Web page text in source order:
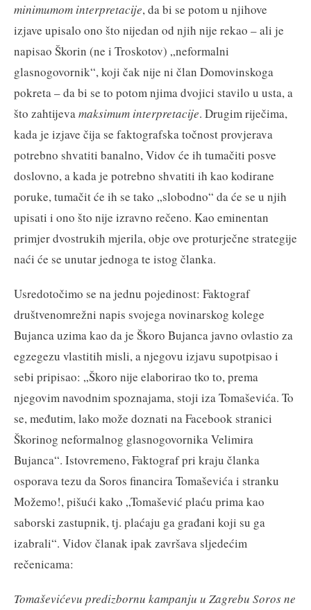
minimumom interpretacije, da bi se potom u njihove
izjave upisalo ono što nijedan od njih nije rekao – ali je
napisao Škorin (ne i Troskotov) „neformalni
glasnogovornik“, koji čak nije ni član Domovinskoga
pokreta – da bi se to potom njima dvojici stavilo u usta, a
što zahtijevamaksimum interpretacije. Drugim riječima,
kada je izjave čija se faktografska točnost provjerava
potrebno shvatiti banalno, Vidov će ih tumačiti posve
doslovno, a kada je potrebno shvatiti ih kao kodirane
poruke, tumačit će ih se tako „slobodno“ da će se u njih
upisati i ono što nije izravno rečeno. Kao eminentan
primjer dvostrukih mjerila, obje ove proturječne strategije
naći će se unutar jednoga te istog članka.
Usredotočimo se na jednu pojedinost: Faktograf
društvenomrežni napis svojega novinarskog kolege
Bujanca uzima kao da je Škoro Bujanca javno ovlastio za
egzegezu vlastitih misli, a njegovu izjavu supotpisao i
sebi pripisao: „Škoro nije elaborirao tko to, prema
njegovim navodnim spoznajama, stoji iza Tomaševića. To
se, međutim, lako može doznati na Facebook stranici
Škorinog neformalnog glasnogovornika Velimira
Bujanca“. Istovremeno, Faktograf pri kraju članka
osporava tezu da Soros financira Tomaševića i stranku
Možemo!, pišući kako „Tomašević plaću prima kao
saborski zastupnik, tj. plaćaju ga građani koji su ga
izabrali“. Vidov članak ipak završava sljedećim
rečenicama:
Tomaševićevu predizbornu kampanju u Zagrebu Soros ne